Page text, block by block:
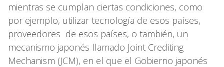
mientras se cumplan ciertas condiciones, como
por ejemplo, utilizar tecnología de esos países,
proveedores de esos países, o también, un
mecanismo japonés llamado Joint Crediting
Mechanism (JCM), en el que el Gobierno japonés